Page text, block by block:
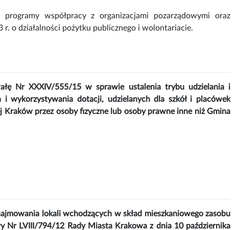
współpracy z organizacjami pozarządowymi oraz
o działalności pożytku publicznego i wolontariacie.
Nr XXXIV/555/15 w sprawie ustalenia trybu udzielania i
wykorzystywania dotacji, udzielanych dla szkół i placówek
przez osoby fizyczne lub osoby prawne inne niż Gmina
lokali wchodzących w skład mieszkaniowego zasobu
Nr LVIII/794/12 Rady Miasta Krakowa z dnia 10 października